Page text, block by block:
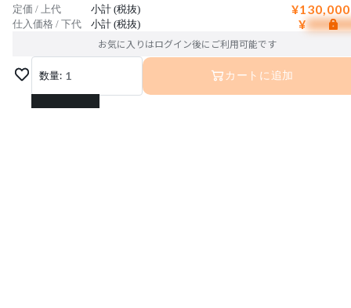
定価 / 上代 小計 (税抜)
仕入価格 / 下代 小計 (税抜) ¥
お気に入りはログイン後にご利用可能です
数量: 1
1
カートに追加